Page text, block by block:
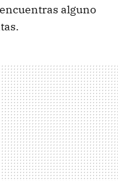
alguno